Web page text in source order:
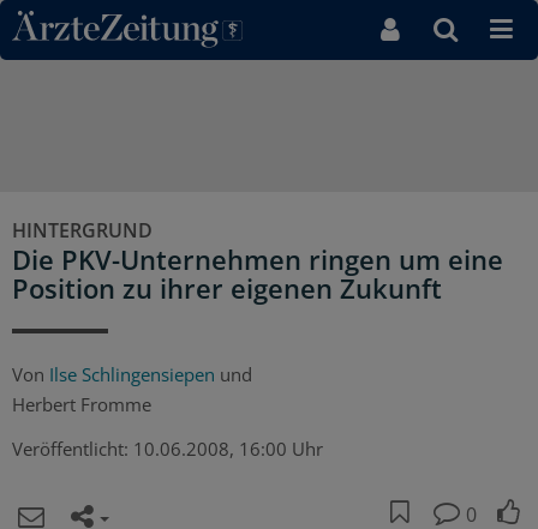
Direkt zum Inhaltsbereich
HINTERGRUND
Die PKV-Unternehmen ringen um eine
Position zu ihrer eigenen Zukunft
Von Ilse Schlingensiepen und
Herbert Fromme
Veröffentlicht: 10.06.2008, 16:00 Uhr
0